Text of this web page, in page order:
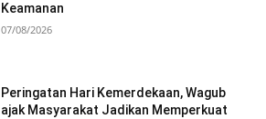
Keamanan
07/08/2026
Peringatan Hari Kemerdekaan, Wagub
ajak Masyarakat Jadikan Memperkuat